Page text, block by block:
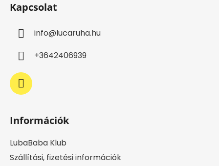
Kapcsolat
info@lucaruha.hu
+3642406939
Információk
LubaBaba Klub
Szállítási, fizetési információk